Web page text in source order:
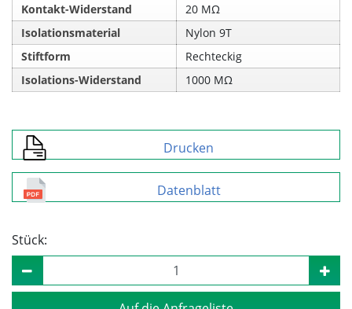
Kontakt-Widerstand
20 MΩ
Isolationsmaterial
Nylon 9T
Stiftform
Rechteckig
Isolations-Widerstand
1000 MΩ
Drucken
Datenblatt
Stück: